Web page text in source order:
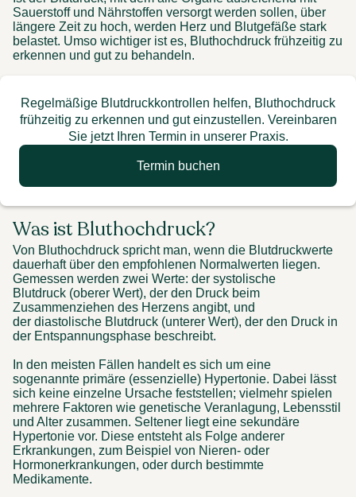
Sauerstoff und Nährstoffen versorgt werden sollen, über
längere Zeit zu hoch, werden Herz und Blutgefäße stark
belastet. Umso wichtiger ist es, Bluthochdruck frühzeitig zu
erkennen und gut zu behandeln.
Regelmäßige Blutdruckkontrollen helfen, Bluthochdruck
frühzeitig zu erkennen und gut einzustellen. Vereinbaren
Sie jetzt Ihren Termin in unserer Praxis.
Termin buchen
Was ist Bluthochdruck?
Von Bluthochdruck spricht man, wenn die Blutdruckwerte
dauerhaft über den empfohlenen Normalwerten liegen.
Gemessen werden zwei Werte: der systolische
Blutdruck (oberer Wert), der den Druck beim
Zusammenziehen des Herzens angibt, und
der diastolische Blutdruck (unterer Wert), der den Druck in
der Entspannungsphase beschreibt.
In den meisten Fällen handelt es sich um eine
sogenannte primäre (essenzielle) Hypertonie. Dabei lässt
sich keine einzelne Ursache feststellen; vielmehr spielen
mehrere Faktoren wie genetische Veranlagung, Lebensstil
und Alter zusammen. Seltener liegt eine sekundäre
Hypertonie vor. Diese entsteht als Folge anderer
Erkrankungen, zum Beispiel von Nieren- oder
Hormonerkrankungen, oder durch bestimmte
Medikamente.